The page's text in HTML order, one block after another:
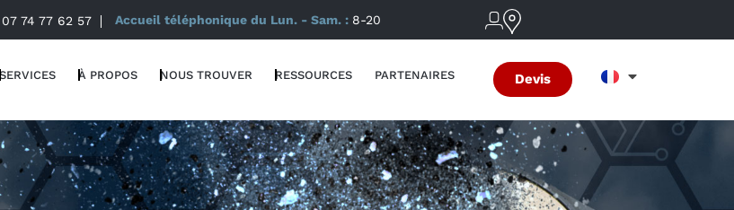
07 74 77 62 57 Accueil téléphonique du Lun. - Sam. : 8-20
SERVICES À PROPOS NOUS TROUVER RESSOURCES PARTENAIRES Devis